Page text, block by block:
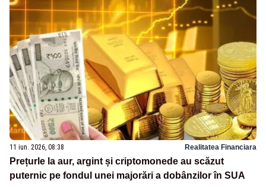
11 iun. 2026, 08:38 Realitatea Financiara
Prețurle la aur, argint și criptomonede au scăzut
puternic pe fondul unei majorări a dobânzilor în SUA